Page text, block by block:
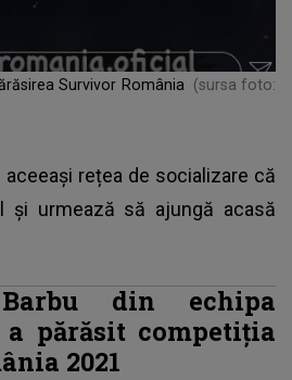
Survivor România
(sursa foto:
rețea de socializare că
și urmează să ajungă acasă
din echipa
părăsit competiția
2021